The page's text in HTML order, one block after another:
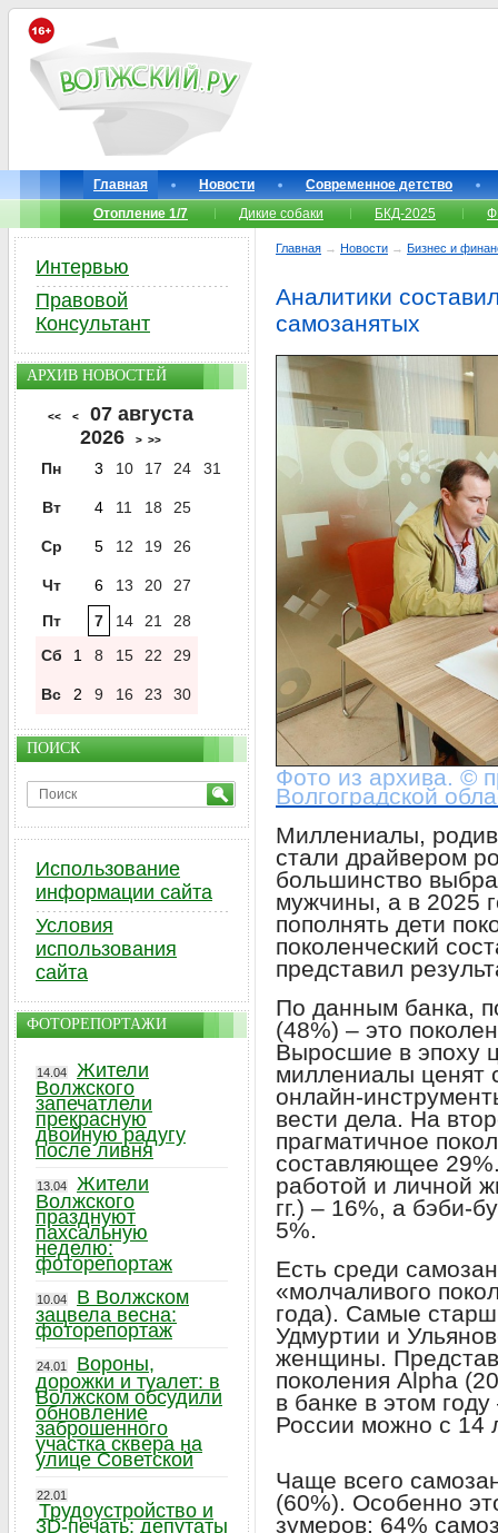
Главная Новости
Современное детство
Отопление 1/7
Дикие собаки БКД-2025
Главная → Новости → Бизнес и
Аналитики
самозанятых
Фото из архива. ©
Волгоградской
Миллениалы,
стали драйвером
большинство
мужчины, а в 2025
пополнять дети
поколенческий
представил
По данным банка,
(48%) – это
Выросшие в эпоху
миллениалы ценят
онлайн-
вести дела. На
прагматичное
составляющее
работой и личной
гг.) – 16%, а бэби-
5%.
Есть среди
«молчаливого
года). Самые
Удмуртии и
женщины.
поколения Alpha
в банке в этом
России можно с 14
Чаще всего
(60%). Особенно
зумеров: 64%
Интервью
Правовой
Консультант
АРХИВ НОВОСТЕЙ
<< <
07 августа
2026
> >>
Пн 3 10 17 24 31
Вт 4 11 18 25
Ср 5 12 19 26
Чт 6 13 20
27
Пт
7 14 21
28
Сб
1 8 15 22 29
Вс 2 9 16 23 30
ПОИСК
Использование
информации сайта
Условия
использования
сайта
ФОТОРЕПОРТАЖИ
14.04
Жители
Волжского
запечатлели
прекрасную
двойную радугу
после ливня
13.04
Жители
Волжского
празднуют
пахсальную
неделю:
фоторепортаж
10.04
В Волжском
зацвела весна:
фоторепортаж
24.01
Вороны,
дорожки и туалет: в
Волжском обсудили
обновление
заброшенного
участка сквера на
улице Советской
22.01
Трудоустройство и
3D-печать: депутаты